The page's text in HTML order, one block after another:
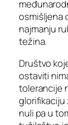
osmišljena
najmanju
težina.
Društvo
ostaviti
tolerancije
glorifikaciju
nuli pa u